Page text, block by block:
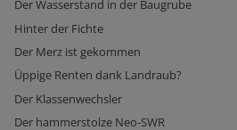
Der Wasserstand in der Baugrube
Hinter der Fichte
Der Merz ist gekommen
Üppige Renten dank Landraub?
Der Klassenwechsler
Der hammerstolze Neo-SWR